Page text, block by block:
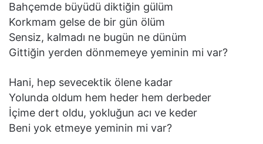
Bahçemde büyüdü diktiğin gülüm
Korkmam gelse de bir gün ölüm
Sensiz, kalmadı ne bugün ne dünüm
Gittiğin yerden dönmemeye yeminin mi var?
Hani, hep sevecektik ölene kadar
Yolunda oldum hem heder hem derbeder
İçime dert oldu, yokluğun acı ve keder
Beni yok etmeye yeminin mi var?